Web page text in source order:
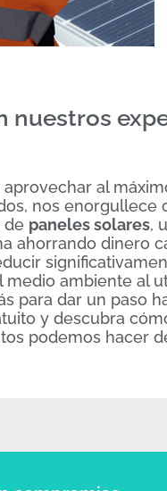
nuestros
al
nos
de paneles solares,
ahorrando dinero
ambiente al
para dar un paso
y descubra
podemos hacer